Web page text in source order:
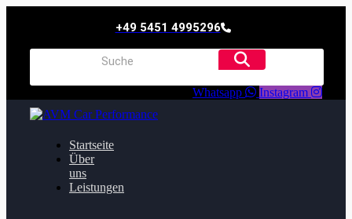
+49 5451 4995296
Whatsapp Instagram
Startseite
Über
uns
Leistungen